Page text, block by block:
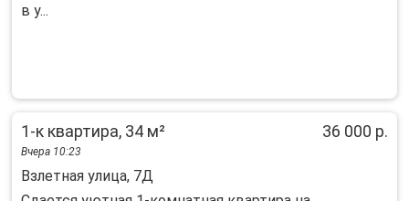
в у...
1-к квартира, 34 м² 36 000 р.
Вчера 10:23
Взлетная улица, 7Д